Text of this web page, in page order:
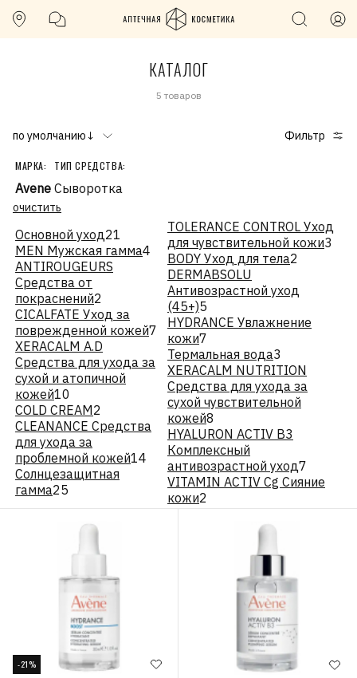
КАТАЛОГ
5 товаров
по умолчанию↓ Фильтр
МАРКА:
Avene
ТИП СРЕДСТВА:
Сыворотка
очистить
Основной уход21
MEN Мужская гамма4
ANTIROUGEURS
Средства от
покраснений2
CICALFATE Уход за
поврежденной кожей7
XERACALM A.D
Средства для ухода за
сухой и атопичной
кожей10
COLD CREAM2
CLEANANCE Средства
для ухода за
проблемной кожей14
Cолнцезащитная
гамма25
TOLERANCE CONTROL Уход
для чувствительной кожи3
BODY Уход для тела2
DERMABSOLU
Антивозрастной уход
(45+)5
HYDRANCE Увлажнение
кожи7
Термальная вода3
XERACALM NUTRITION
Средства для ухода за
сухой чувствительной
кожей8
HYALURON ACTIV B3
Комплексный
антивозрастной уход7
VITAMIN ACTIV Cg Сияние
кожи2
-21%